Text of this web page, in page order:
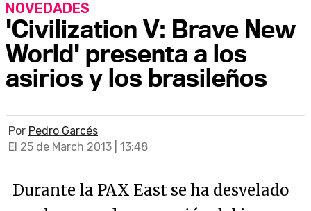
'Civilization V: Brave New
World' presenta a los
asirios y los brasileños
NOVEDADES
Por Pedro Garcés
El 25 de March 2013 | 13:48
Durante la PAX East se ha desvelado